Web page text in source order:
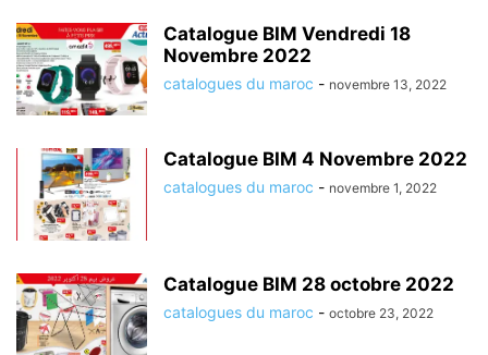
Catalogue BIM Vendredi 18
Novembre 2022
catalogues du maroc - novembre 13, 2022
Catalogue BIM 4 Novembre 2022
catalogues du maroc - novembre 1, 2022
Catalogue BIM 28 octobre 2022
catalogues du maroc - octobre 23, 2022